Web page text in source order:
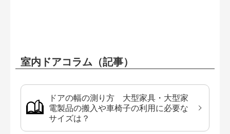
室内ドアコラム（記事）
ドアの幅の測り方 大型家具・大型家
電製品の搬入や車椅子の利用に必要な
サイズは？